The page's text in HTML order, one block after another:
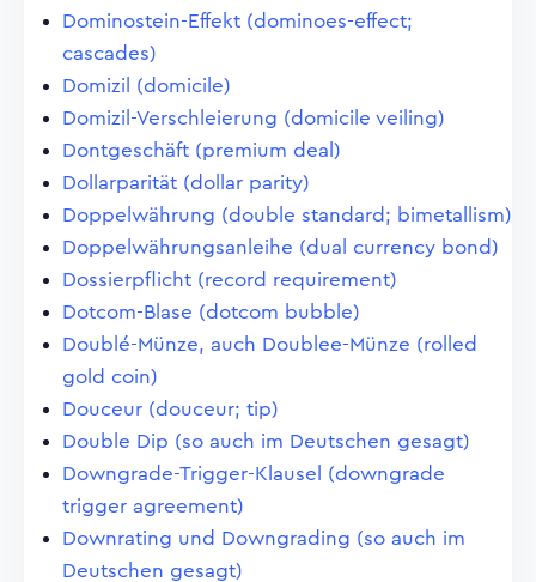
Dominostein-Effekt (dominoes-effect;
cascades)
Domizil (domicile)
Domizil-Verschleierung (domicile veiling)
Dontgeschäft (premium deal)
Dollarparität (dollar parity)
Doppelwährung (double standard; bimetallism)
Doppelwährungsanleihe (dual currency bond)
Dossierpflicht (record requirement)
Dotcom-Blase (dotcom bubble)
Doublé-Münze, auch Doublee-Münze (rolled
gold coin)
Douceur (douceur; tip)
Double Dip (so auch im Deutschen gesagt)
Downgrade-Trigger-Klausel (downgrade
trigger agreement)
Downrating und Downgrading (so auch im
Deutschen gesagt)